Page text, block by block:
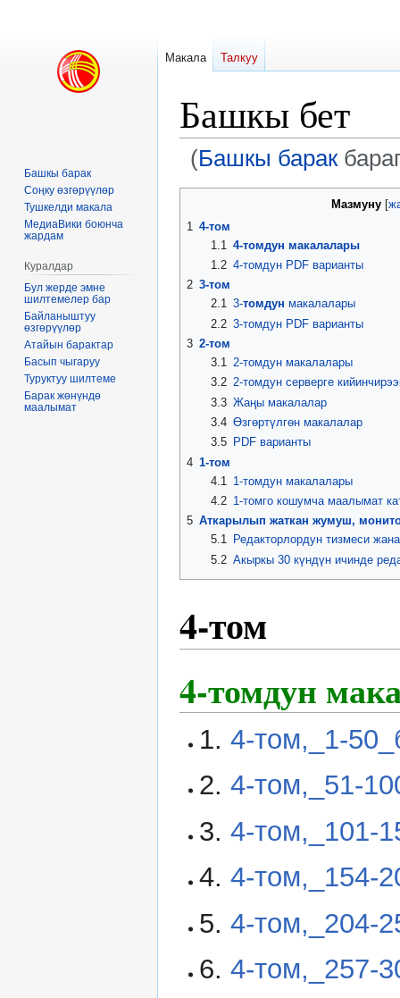
Башкы бет
(Башкы барак
Мазмуну
1 4-том
1.1 4-томдун макалалары
1.2 4-томдун PDF варианты
2 3-том
2.1 3-томдун макалалары
2.2 3-томдун PDF варианты
3 2-том
3.1
2-томдун макалалары
3.2 2-томдун серверге
3.3 Жаңы макалалар
3.4 Өзгөртүлгөн макалалар
3.5
PDF варианты
4 1-том
4.1
1-томдун макалалары
4.2 1-томго кошумча маалымат
5 Аткарылып жаткан жумуш,
5.1
Редакторлордун тизмеси
5.2 Акыркы 30 күндүн ичинде
4-том
4-томдун
1.4-том,_1-
2.4-том,_51-
3.4-том,_101-
4.4-том,_154-
5.4-том,_204-
6.4-том,_257-
Макала Талкуу
Башкы барак
Соңку өзгөрүүлөр
Тушкелди макала
МедиаВики боюнча
жардам
Куралдар
Бул жерде эмне
шилтемелер бар
Байланыштуу
өзгөрүүлөр
Атайын барактар
Басып чыгаруу
Туруктуу шилтеме
Барак жөнүндө
маалымат